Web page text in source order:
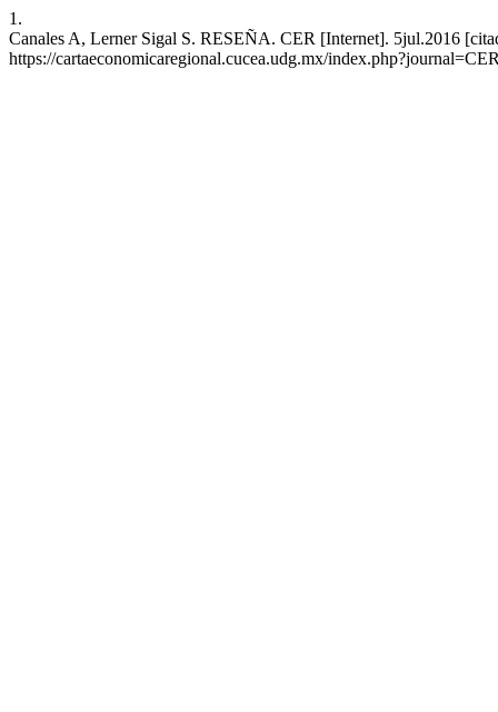
1.
Canales A, Lerner Sigal S. RESEÑA. CER [Internet]. 5jul.2016
https://cartaeconomicaregional.cucea.udg.mx/